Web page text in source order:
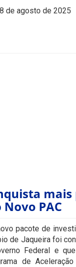
de agosto de 2025
PAC
pacote de
de Jaqueira foi
Federal e
de